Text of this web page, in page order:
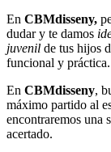
En CBMdisseny,
dudar y te damos
juvenil de tus hijos
funcional y práctica.
En CBMdisseny,
máximo partido al
encontraremos una
acertado.